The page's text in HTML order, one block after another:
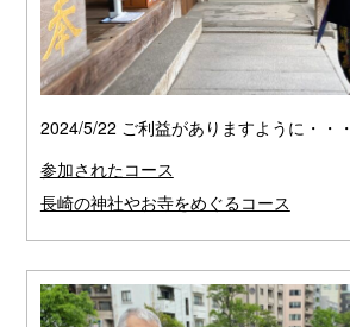
2024/5/22 ご利益がありますように・・・
参加されたコース
長崎の神社やお寺をめぐるコース